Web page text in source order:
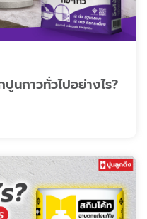
นกาวทั่วไปอย่างไร?